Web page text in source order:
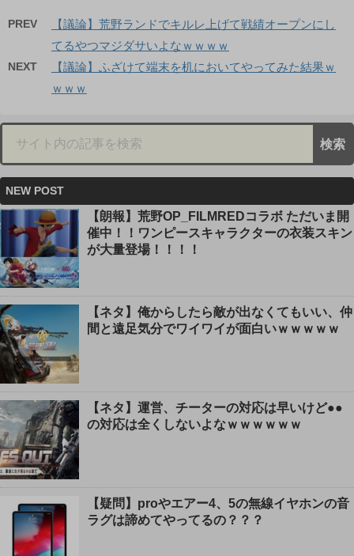
PREV
【議論】荒野ランドでキルレ上げて戦績オープンにし
てるやつマジダサいよなｗｗｗｗ
NEXT
【議論】ふざけて端末を机においてやってみた結果ｗ
ｗｗｗ
NEW POST
【朗報】荒野OP_FILMREDコラボ ただいま開
催中！！ワンピースキャラクターの衣装スキン
が大量登場！！！！
【ネタ】俺からしたら敵が出なくてもいい、仲
間と遠足気分でワイワイが面白いｗｗｗｗｗ
【ネタ】運営、チーターの対応は早いけど●●
の対応は全くしないよなｗｗｗｗｗｗ
【疑問】proやエアー4、5の無線イヤホンの音
ラグは諦めてやってるの？？？